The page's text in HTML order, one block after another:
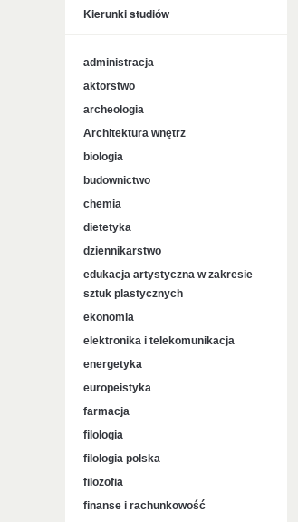
Kierunki studiów
administracja
aktorstwo
archeologia
Architektura wnętrz
biologia
budownictwo
chemia
dietetyka
dziennikarstwo
edukacja artystyczna w zakresie
sztuk plastycznych
ekonomia
elektronika i telekomunikacja
energetyka
europeistyka
farmacja
filologia
filologia polska
filozofia
finanse i rachunkowość